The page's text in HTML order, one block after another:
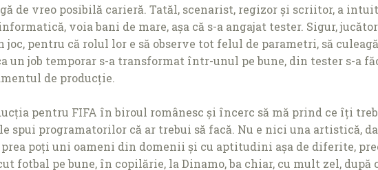
de vreo posibilă carieră. Tatăl, scenarist, regizor și scriitor, a
voia bani de mare, așa că s-a angajat tester. Sigur,
pentru că rolul lor e să observe tot felul de parametri, să
un job temporar s-a transformat într-unul pe bune, din tester s-a
de producţie.
pentru FIFA în biroul românesc și încerc să mă prind ce îţi
spui programatorilor că ar trebui să facă. Nu e nici una artistică,
prea poţi uni oameni din domenii și cu aptitudini așa de diferite,
fotbal pe bune, în copilărie, la Dinamo, ba chiar, cu mult zel,